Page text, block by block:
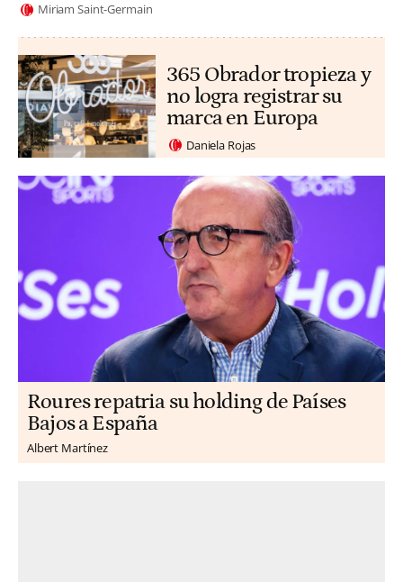
Miriam Saint-Germain
365 Obrador tropieza y
no logra registrar su
marca en Europa
Daniela Rojas
Roures repatria su holding de Países
Bajos a España
Albert Martínez